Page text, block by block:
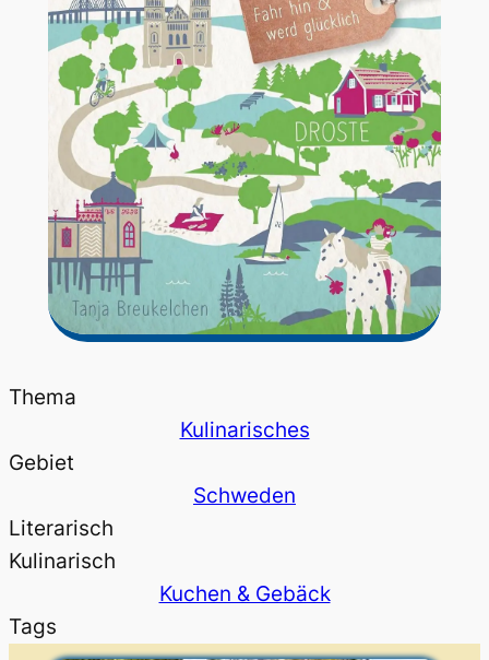
Thema
Kulinarisches
Gebiet
Schweden
Literarisch
Kulinarisch
Kuchen & Gebäck
Tags